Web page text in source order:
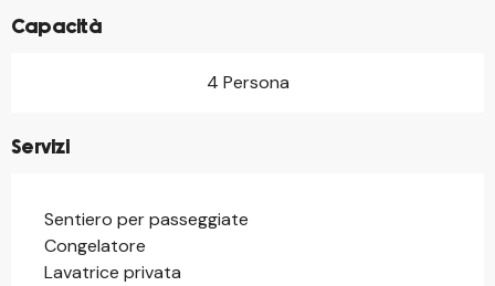
Capacità
4 Persona
Servizi
Sentiero per passeggiate
Congelatore
Lavatrice privata